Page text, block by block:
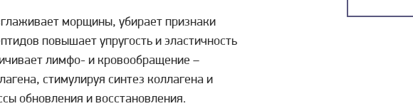
морщины, убирает признаки
повышает упругость и эластичность
лимфо- и кровообращение –
стимулируя синтез коллагена и
обновления и восстановления.